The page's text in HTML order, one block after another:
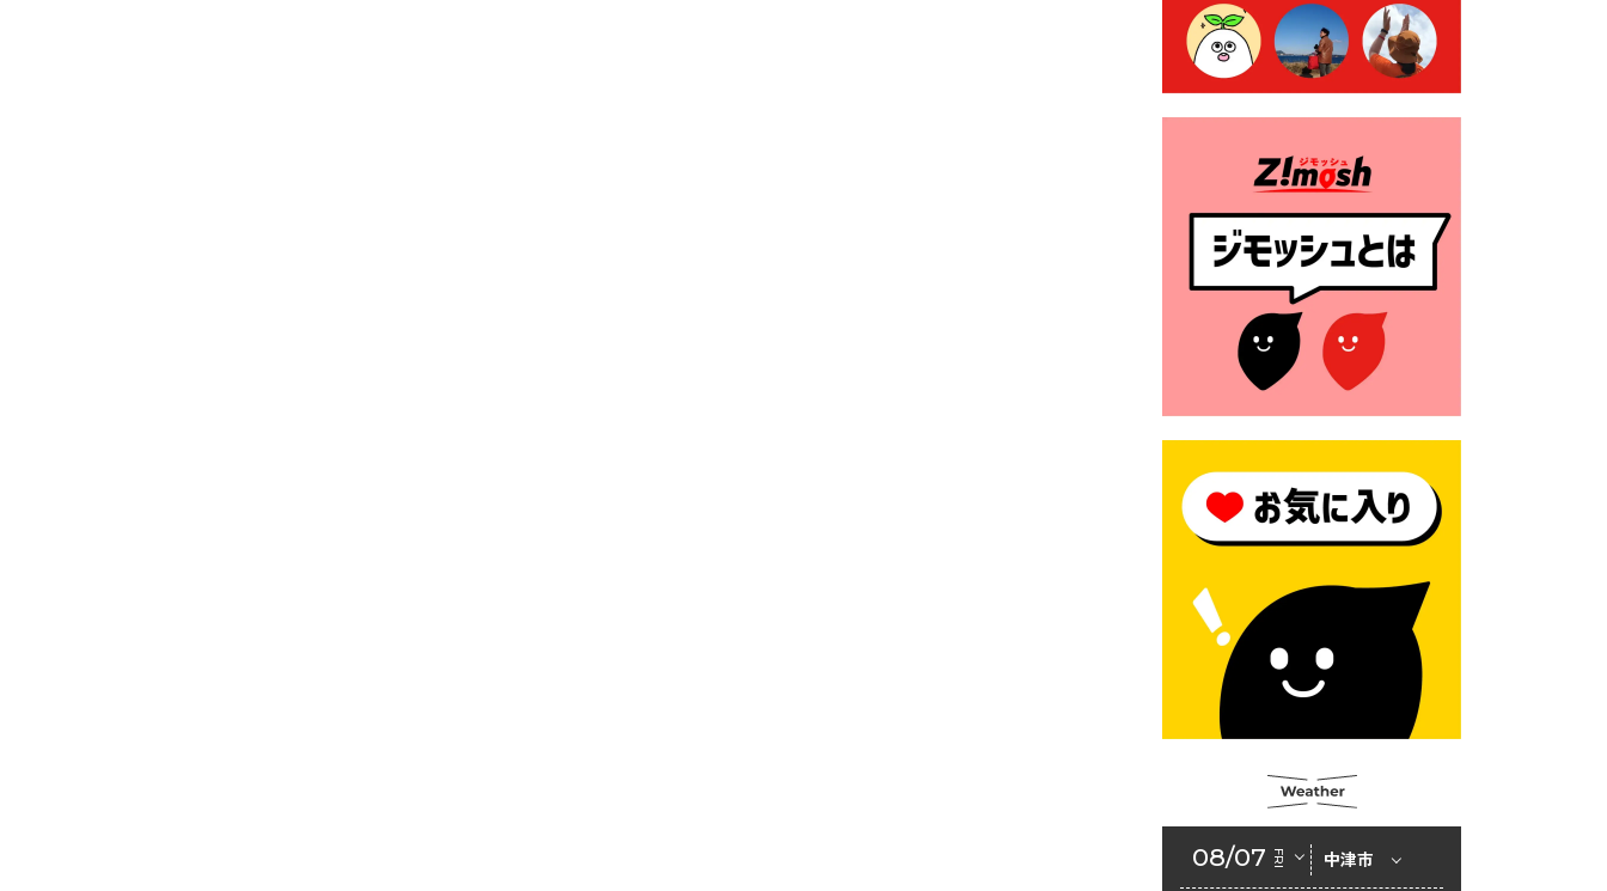
2026年7月9日 廃食用油の回
収
2026年7月7日 「おゆずりコ
2026年7月1日 豊前市民プール
一般開放
2026年7月1日 「豊前市定住促
進奨励金」が始まります！
（令和８年４月１日施行）
2026年6月25日 指定ごみ袋価
格改定
2026年6月23日 公告一覧（市
市佐野・則尾育英会奨学生募
集の「てびき」
2026年6月18日 セアカゴケグ
モにご注意ください！
2026年6月17日 クーリングシ
ェルターの指定
センサス-活動調査
回定例会「一般質問一覧表」
08/07 FRI 中津市